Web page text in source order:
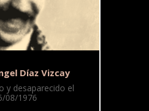
Díaz Vizcay
y desaparecido el
08/1976